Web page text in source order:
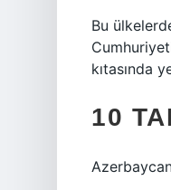
Bu
kıtasında
10